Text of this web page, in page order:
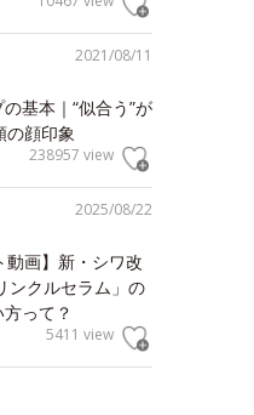
2021/08/11
基本｜“似合う”が
の顔印象
238957 view
2025/08/22
動画】新・シワ改
ンクルセラム」の
って？
5411 view